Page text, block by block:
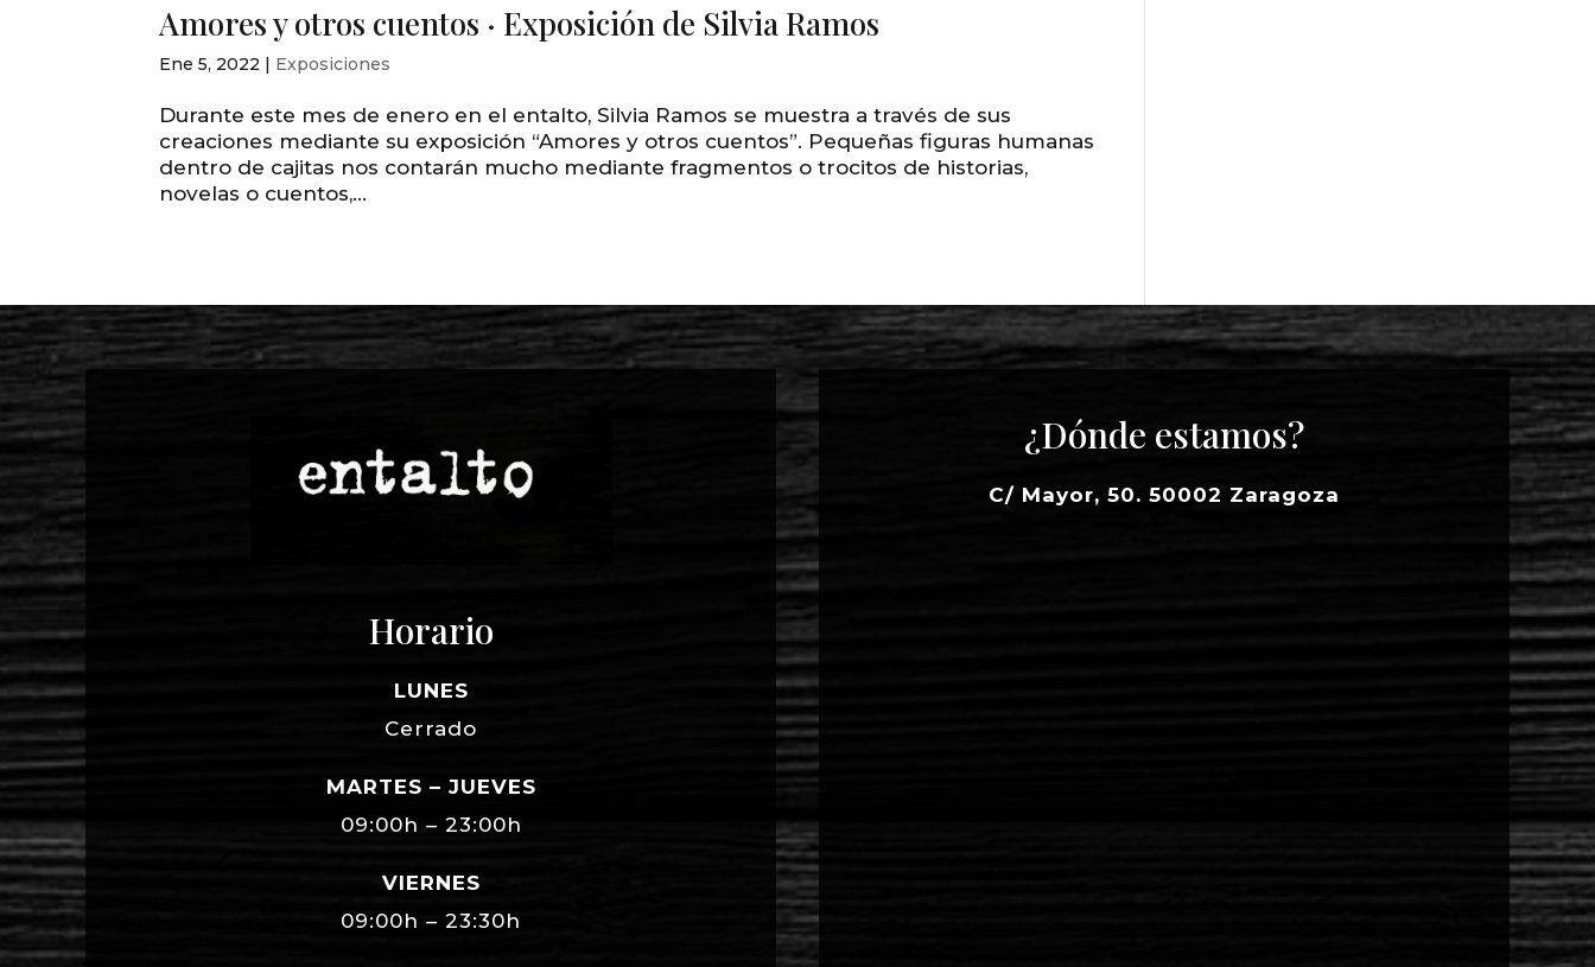
Amores y otros cuentos · Exposición de Silvia Ramos
Ene 5, 2022 | Exposiciones
Durante este mes de enero en el entalto, Silvia Ramos se muestra a través de sus
creaciones mediante su exposición “Amores y otros cuentos”. Pequeñas figuras humanas
dentro de cajitas nos contarán mucho mediante fragmentos o trocitos de historias,
novelas o cuentos,...
Horario
LUNES
Cerrado
MARTES – JUEVES
09:00h – 23:00h
VIERNES
09:00h – 23:30h
¿Dónde estamos?
C/ Mayor, 50. 50002 Zaragoza